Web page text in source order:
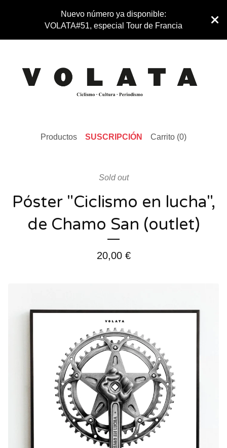
Nuevo número ya disponible:
VOLATA#51, especial Tour de Francia
Productos SUSCRIPCIÓN Carrito (0)
Sold out
Póster "Ciclismo en lucha",
de Chamo San (outlet)
20,00 €